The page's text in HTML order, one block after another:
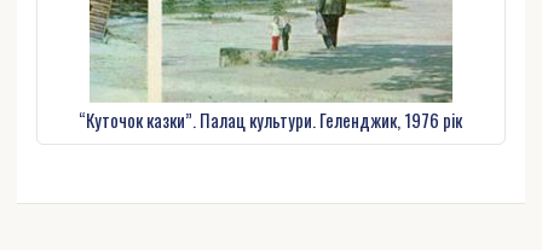
“Куточок казки”. Палац культури. Геленджик, 1976 рік